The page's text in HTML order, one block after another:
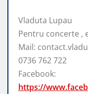
Vladuta Lupau
Pentru concerte ,
Mail:
0736 762 722
Facebook:
https://